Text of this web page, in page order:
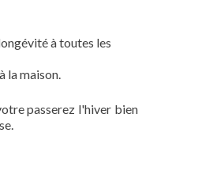
à toutes les
la maison.
passerez l'hiver bien